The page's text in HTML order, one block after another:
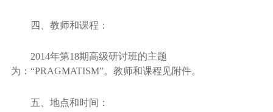
四、教师和课程：
2014年第18期高级研讨班的主题
为： “PRAGMATISM”。教师和课程见附件。
五、地点和时间：